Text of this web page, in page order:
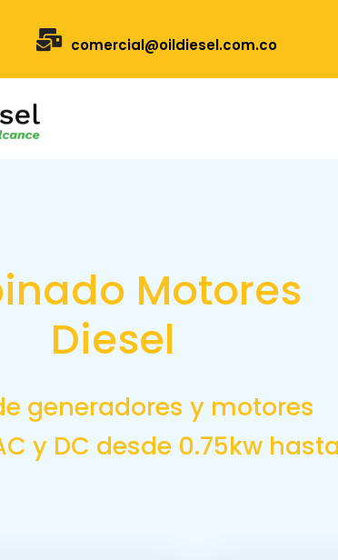
comercial@oildiesel.com.co
Motores
Diesel
generadores y motores
y DC desde 0.75kw